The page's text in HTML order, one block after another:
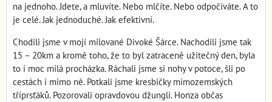
na jednoho. Jdete, a mluvíte. Nebo mlčíte. Nebo odpočíváte. A to
je celé. Jak jednoduché. Jak efektivní.
Chodili jsme v mojí milované Divoké Šárce. Nachodili jsme tak
15 – 20km a kromě toho, že to byl zatraceně užitečný den, byla
to i moc milá procházka. Ráchali jsme si nohy v potoce, šli po
cestách i mimo ně. Potkali jsme kresbičky mimozemských
tříprsťáků. Pozorovali opravdovou džungli. Honza občas